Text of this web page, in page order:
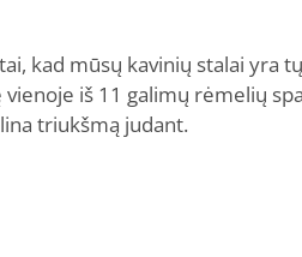
kad mūsų kavinių stalai yra
iš 11 galimų rėmelių
triukšmą judant.